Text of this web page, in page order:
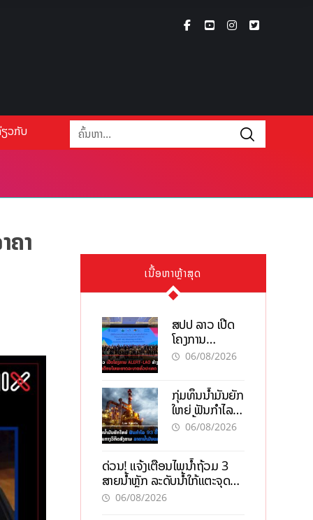
ວກັບ
ຄາ
ເນື້ອຫາຫຼ້າສຸດ
ສປປ ລາວ ເປີດ
ໂຄງການ
ALERT-LAO
ລະບາດທົ່ວ
ປະເທດ
06/08/2026
ກຸ່ມທຶນນ້ຳມັນຍັກ
ໃຫຍ່ ຟັນກຳໄລ
93 ຕື້ໂດລາ
ນໍ້າມັນແພງ
06/08/2026
ດ່ວນ! ແຈ້ງເຕືອນໄພນໍ້າຖ້ວມ 3
ສາຍນໍ້າຫຼັກ ລະດັບນໍ້າໃກ້ແຕະຈຸດ
ອັນຕະລາຍ
06/08/2026